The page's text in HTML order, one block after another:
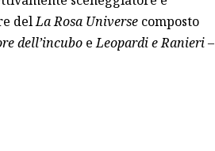
delLa Rosa Universecomposto
dell’incuboeLeopardi e Ranieri –